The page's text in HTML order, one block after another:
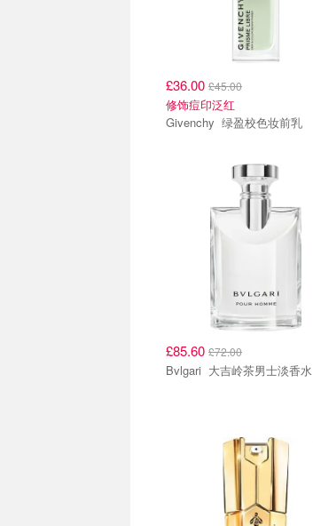
£36.00 £45.00
修饰痘印泛红
Givenchy 绿盈校色妆前乳
£85.60 £72.00
Bvlgari 大吉岭茶男士淡香水